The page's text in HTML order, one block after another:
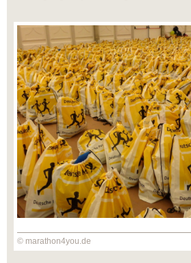
© marathon4you.de